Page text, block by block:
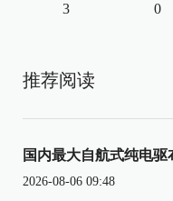
3 0
推荐阅读
国内最大自航式纯电
2026-08-06 09:48